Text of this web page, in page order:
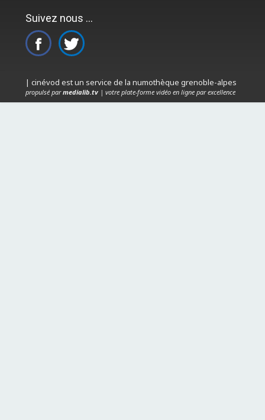
Suivez nous ...
| cinévod est un service de la numothèque grenoble-alpes
propulsé parmedialib.tv| votre plate-forme vidéo en ligne par excellence